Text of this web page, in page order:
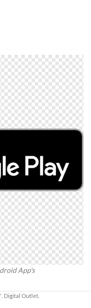
App's
. Digital Outlet.